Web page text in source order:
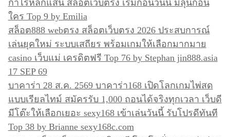
ง
กำไรหลักแสน สล็อตเว็บตรง เริ่มก่อนวันนี้ มีลุ้นก่อน
ใคร Top 9 by Emilia
สล็อต888 webตรง สล็อตเว็บตรง 2026 ประสบการณ์
เล่นยุคใหม่ ระบบเสถียร พร้อมเกมให้เลือกมากมาย
casino เว็บแม่ เครดิตฟรี Top 76 by Stephan jin888.asia
17 SEP 69
บาคาร่า 28 ส.ค. 2569 บาคาร่า168 เปิดโลกเกมไพ่สด
แบบเรียลไทม์ สมัครรับ 1,000 ถอนได้จริงทุกเวลา เว็บดี
มีโต๊ะให้เลือกเยอะ sexy168 เข้าเล่นวันนี้ รับโปรดีทันที
Top 38 by Brianne sexy168c.com